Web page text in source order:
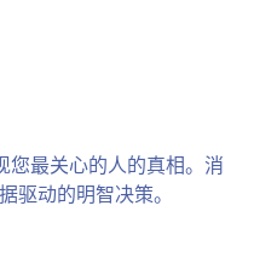
您最关心的人的真相。消
驱动的明智决策。